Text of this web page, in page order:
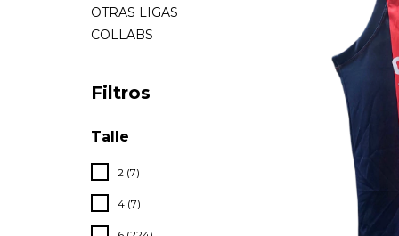
OTRAS LIGAS
COLLABS
Filtros
Talle
2 (7)
4 (7)